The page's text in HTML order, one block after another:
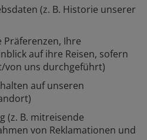
(z. B. Historie unserer
Präferenzen, Ihre
auf ihre Reisen, sofern
von uns durchgeführt)
auf unseren
(z. B. mitreisende
von Reklamationen und